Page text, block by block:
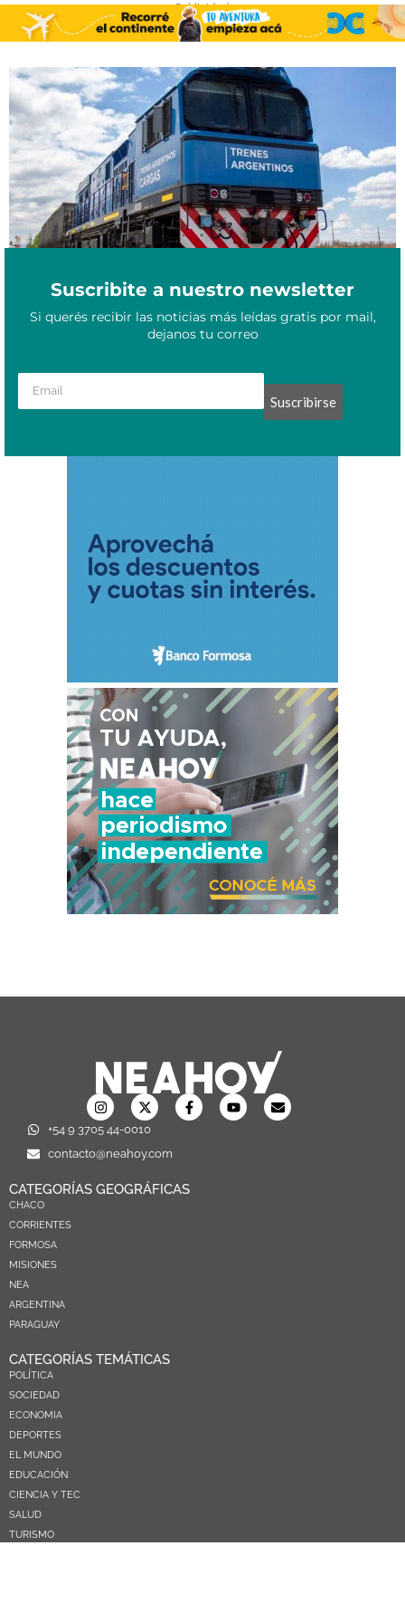
- Publicidad -
Crecimiento ferroviario: la línea mesopotámica creció gracias a
la Base Garupá
Marzo 1, 2022
Suscribite a nuestro newsletter
Si querés recibir las noticias más leídas gratis por mail,
dejanos tu correo
Suscribirse
+54 9 3705 44-0010
contacto@neahoy.com
CATEGORÍAS GEOGRÁFICAS
CHACO
CORRIENTES
FORMOSA
MISIONES
NEA
ARGENTINA
PARAGUAY
CATEGORÍAS TEMÁTICAS
POLÍTICA
SOCIEDAD
ECONOMIA
DEPORTES
EL MUNDO
EDUCACIÓN
CIENCIA Y TEC
SALUD
TURISMO